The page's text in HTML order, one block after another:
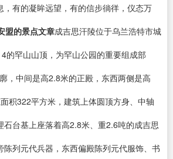
，有的凝眸远望，有的信步徜徉，仪态万
盟的景点文章成吉思汗陵位于乌兰浩特市城
的罕山山顶，为罕山公园的重要组成部
，中间是高2.8米的正殿，东西两侧是高
积322平方米，建筑上体圆顶方身、中轴
石台基上座落着高2.8米、重2.6吨的成吉思
陈列元代兵器，东西偏殿陈列元代服饰、书